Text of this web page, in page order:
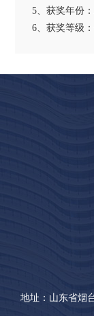
5、获奖年份
6、获奖等级
地址：山东省烟